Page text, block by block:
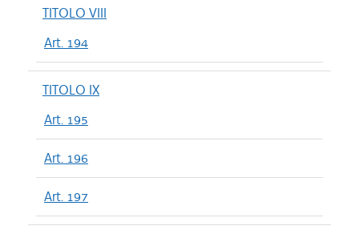
TITOLO VIII
Art. 194
TITOLO IX
Art. 195
Art. 196
Art. 197